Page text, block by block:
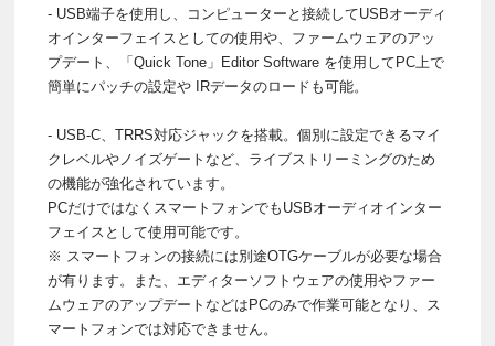
- USB端子を使用し、コンピューターと接続してUSBオーディ
オインターフェイスとしての使用や、ファームウェアのアッ
プデート、「Quick Tone」Editor Software を使用してPC上で
簡単にパッチの設定や IRデータのロードも可能。
- USB-C、TRRS対応ジャックを搭載。個別に設定できるマイ
クレベルやノイズゲートなど、ライブストリーミングのため
の機能が強化されています。
PCだけではなくスマートフォンでもUSBオーディオインター
フェイスとして使用可能です。
※ スマートフォンの接続には別途OTGケーブルが必要な場合
が有ります。また、エディターソフトウェアの使用やファー
ムウェアのアップデートなどはPCのみで作業可能となり、ス
マートフォンでは対応できません。